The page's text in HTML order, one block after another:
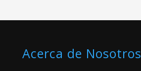
Acerca de Nosotros